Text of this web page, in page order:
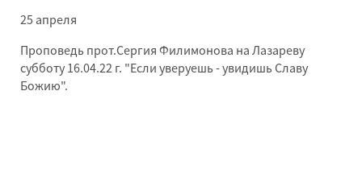
25 апреля
Проповедь прот.Сергия Филимонова на Лазареву
субботу 16.04.22 г. "Если уверуешь - увидишь Славу
Божию".